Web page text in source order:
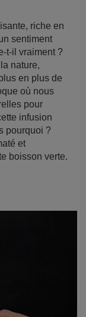
riche en
sentiment
t-il vraiment ?
nature,
en plus de
où nous
pour
infusion
pourquoi ?
et
boisson verte.